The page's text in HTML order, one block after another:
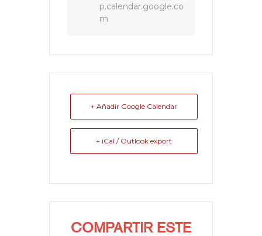
p.calendar.google.co
m
+ Añadir Google Calendar
+ iCal / Outlook export
COMPARTIR ESTE